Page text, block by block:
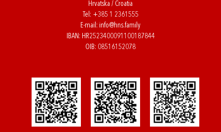
Hrvatska / Croatia
Tel: +385 1 2361555
E-mail: info@hns.family
IBAN: HR2523400091100187844
OIB: 08516152078